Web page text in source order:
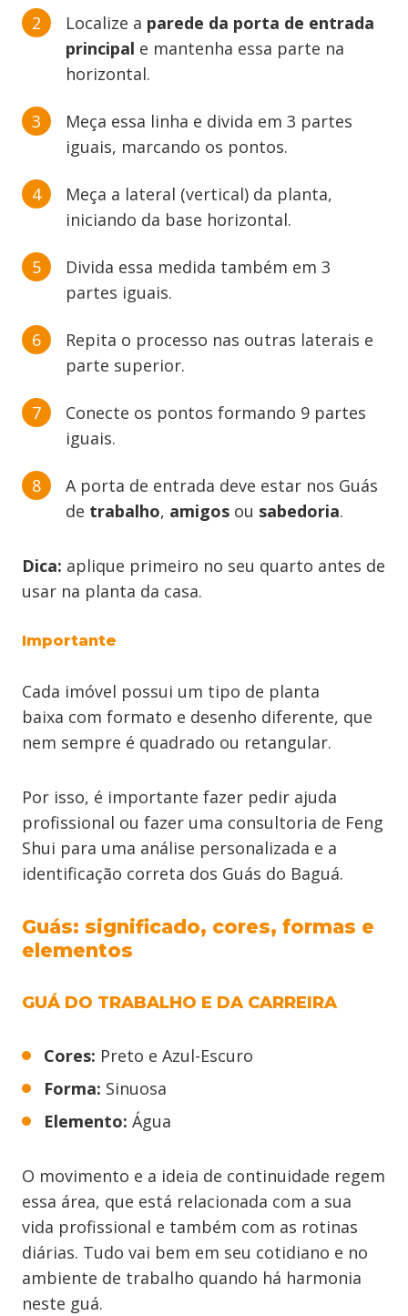
Localize a parede da porta de entrada
principal e mantenha essa parte na
horizontal.
Meça essa linha e divida em 3 partes
iguais, marcando os pontos.
Meça a lateral (vertical) da planta,
iniciando da base horizontal.
Divida essa medida também em 3
partes iguais.
Repita o processo nas outras laterais e
parte superior.
Conecte os pontos formando 9 partes
iguais.
A porta de entrada deve estar nos Guás
de trabalho, amigos ou sabedoria.
Dica: aplique primeiro no seu quarto antes de
usar na planta da casa.
Importante
Cada imóvel possui um tipo de planta
baixa com formato e desenho diferente, que
nem sempre é quadrado ou retangular.
Por isso, é importante fazer pedir ajuda
profissional ou fazer uma consultoria de Feng
Shui para uma análise personalizada e a
identificação correta dos Guás do Baguá.
Guás: significado, cores, formas e
elementos
GUÁ DO TRABALHO E DA CARREIRA
Cores: Preto e Azul-Escuro
Forma: Sinuosa
Elemento: Água
O movimento e a ideia de continuidade regem
essa área, que está relacionada com a sua
vida profissional e também com as rotinas
diárias. Tudo vai bem em seu cotidiano e no
ambiente de trabalho quando há harmonia
neste guá.